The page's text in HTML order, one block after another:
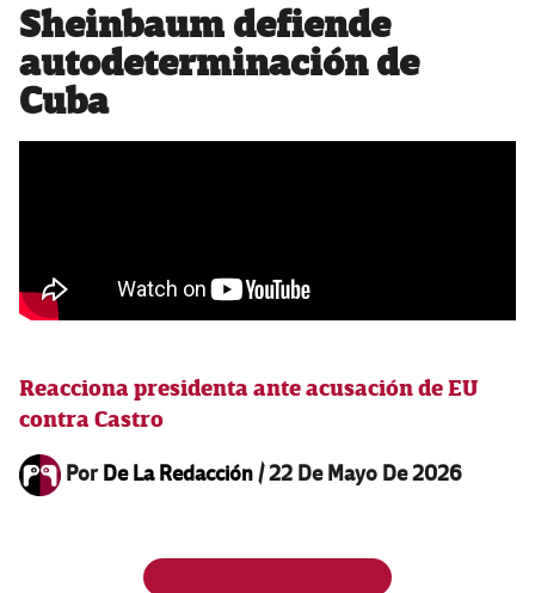
Sheinbaum defiende
autodeterminación de
Cuba
Reacciona presidenta ante acusación de EU
contra Castro
PorDe La Redacción/22 De Mayo De 2026